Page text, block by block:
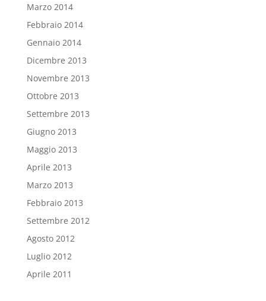
Marzo 2014
Febbraio 2014
Gennaio 2014
Dicembre 2013
Novembre 2013
Ottobre 2013
Settembre 2013
Giugno 2013
Maggio 2013
Aprile 2013
Marzo 2013
Febbraio 2013
Settembre 2012
Agosto 2012
Luglio 2012
Aprile 2011